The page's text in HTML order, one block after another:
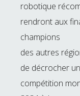
robotique
rendront aux
champions
des autres
de décrocher
compétition